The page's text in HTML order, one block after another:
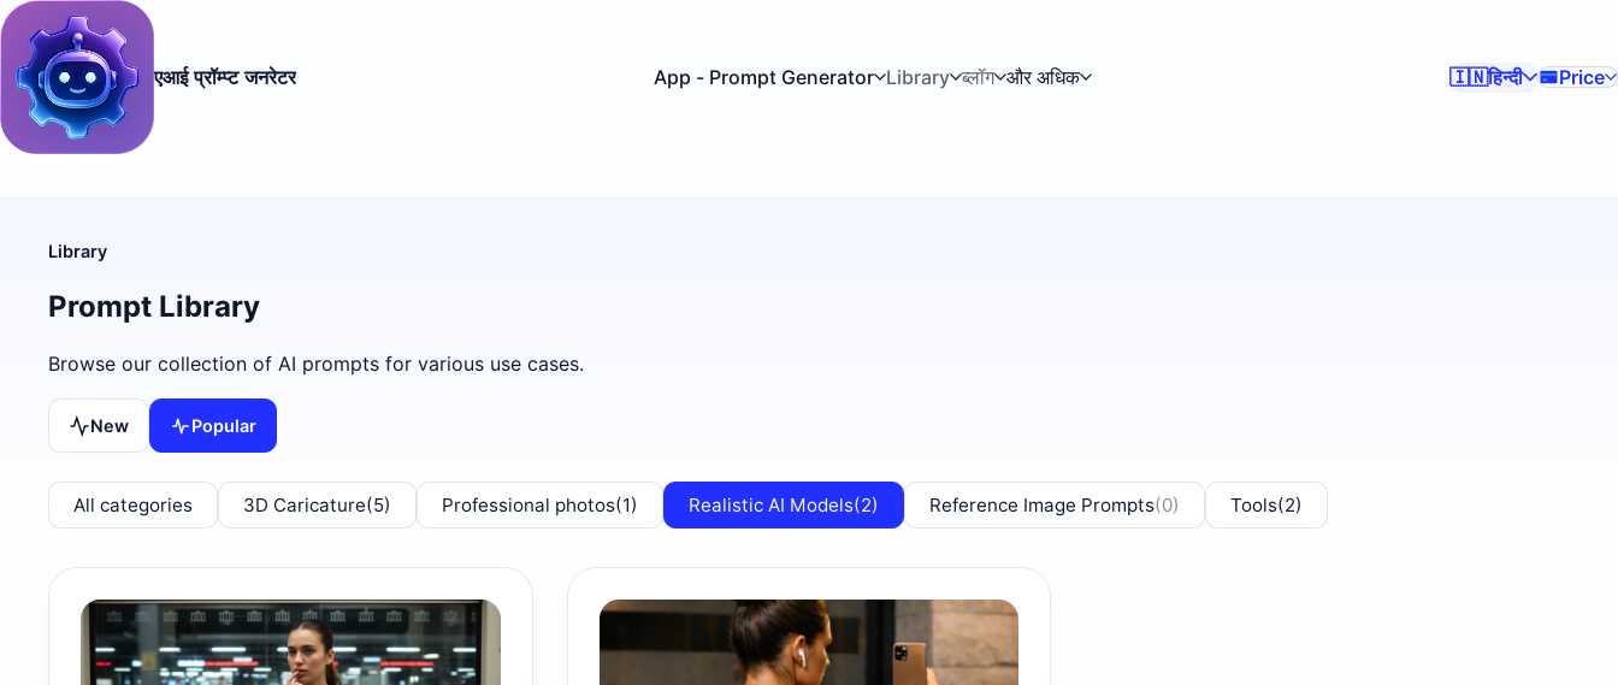
एआई प्रॉम्प्ट जनरेटर App - Prompt Generator Library ब्लॉग और अधिक 🇮🇳हिन्दी Price
Library
Prompt Library
Browse our collection of AI prompts for various use cases.
New Popular
All categories 3D Caricature(5) Professional photos(1) Realistic AI Models(2) Reference Image Prompts(0) Tools(2)